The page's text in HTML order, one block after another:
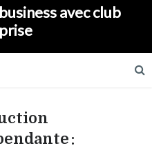
avec club
: